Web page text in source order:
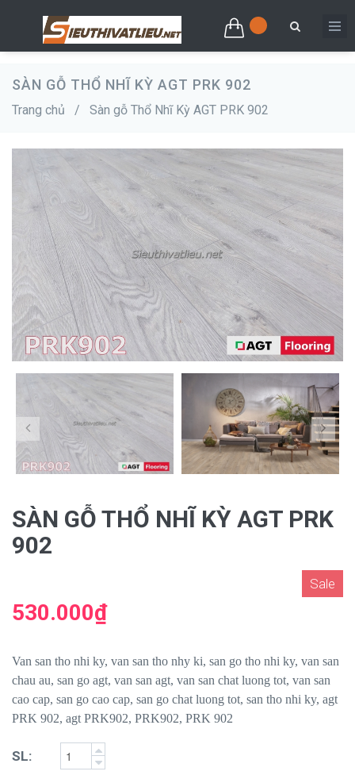
SÀN GỖ THỔ NHĨ KỲ AGT PRK 902
Trang chủ / Sàn gỗ Thổ Nhĩ Kỳ AGT PRK 902
SÀN GỖ THỔ NHĨ KỲ AGT PRK
902
Sale
530.000₫
Van san tho nhi ky, van san tho nhy ki, san go tho nhi ky, van san
chau au, san go agt, van san agt, van san chat luong tot, van san
cao cap, san go cao cap, san go chat luong tot, san tho nhi ky, agt
PRK 902, agt PRK902, PRK902, PRK 902
SL: